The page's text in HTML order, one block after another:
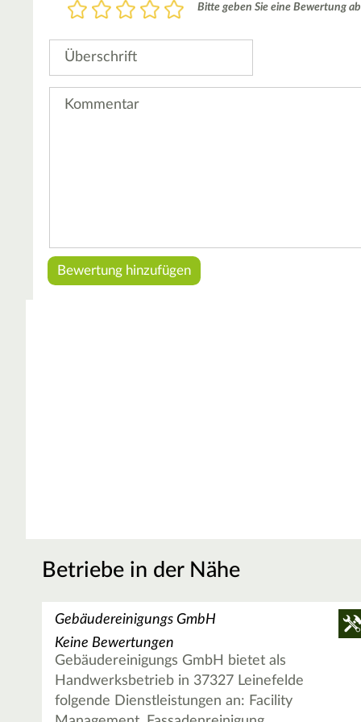
Bewertung
5
4
3
2
1
Bitte geben Sie eine Bewertung
Überschrift
Betriebe in der Nähe
Gebäudereinigungs GmbH
Keine Bewertungen
Gebäudereinigungs GmbH bietet als
Handwerksbetrieb in 37327 Leinefelde
folgende Dienstleistungen an: Facility